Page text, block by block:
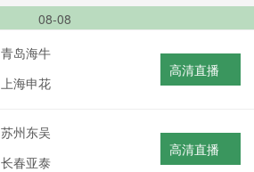
08-08
青岛海牛
上海申花
高清直播
苏州东吴
长春亚泰
高清直播